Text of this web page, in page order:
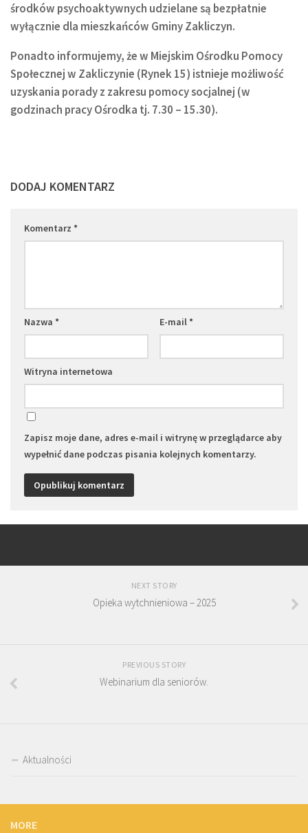
środków psychoaktywnych udzielane są bezpłatnie
wyłącznie dla mieszkańców Gminy Zakliczyn.
Ponadto informujemy, że w Miejskim Ośrodku Pomocy
Społecznej w Zakliczynie (Rynek 15) istnieje możliwość
uzyskania porady z zakresu pomocy socjalnej (w
godzinach pracy Ośrodka tj. 7.30 – 15.30).
DODAJ KOMENTARZ
Komentarz *
Nazwa * E-mail*
Witryna internetowa
Zapisz moje dane, adres e-mail i witrynę w przeglądarce aby
wypełnić dane podczas pisania kolejnych komentarzy.
NEXT STORY
Opieka wytchnieniowa – 2025
PREVIOUS STORY
Webinarium dla seniorów.
Aktualności
MORE